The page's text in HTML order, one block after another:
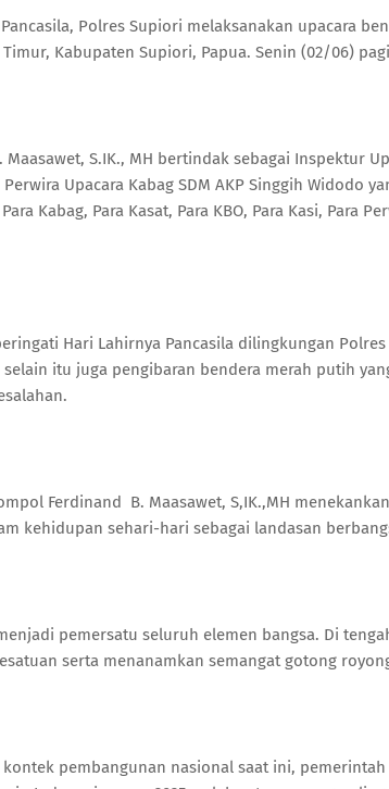
Polres Supiori melaksanakan upacara
Kabupaten Supiori, Papua. Senin (02/06)
S.IK., MH bertindak sebagai Inspektur
Upacara Kabag SDM AKP Singgih Widodo
Kabag, Para Kasat, Para KBO, Para Kasi, Para
Hari Lahirnya Pancasila dilingkungan
itu juga pengibaran bendera merah putih
Ferdinand B. Maasawet, S,IK.,MH
kehidupan sehari-hari sebagai landasan
pemersatu seluruh elemen bangsa. Di
serta menanamkan semangat gotong
pembangunan nasional saat ini,